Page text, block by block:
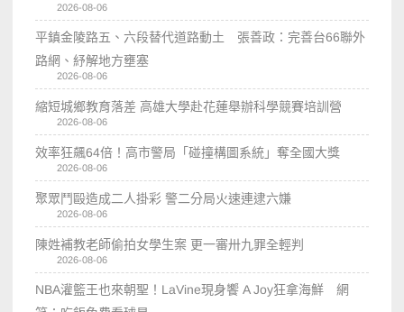
2026-08-06
平鎮金陵路五、六段替代道路動土 張善政：完善台66聯外
路網、紓解地方壅塞
2026-08-06
縮短城鄉教育落差 高雄大學赴花蓮舉辦科學競賽培訓營
2026-08-06
效率狂飆64倍！高市警局「碰撞構圖系統」奪全國大獎
2026-08-06
聚眾鬥毆造成二人掛彩 警二分局火速連逮六嫌
2026-08-06
陳姓補教老師偷拍女學生案 更一審卅九罪全輕判
2026-08-06
NBA灌籃王也來朝聖！LaVine現身饗 A Joy狂拿海鮮 網